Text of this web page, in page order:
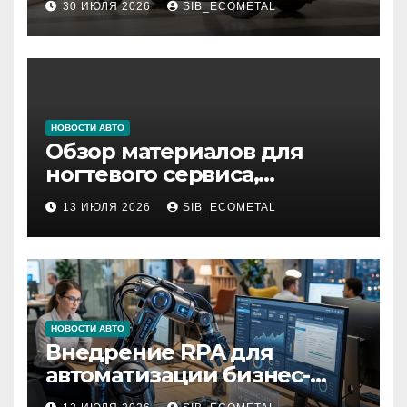
30 ИЮЛЯ 2026 SIB_ECOMETAL
НОВОСТИ АВТО
Обзор материалов для
ногтевого сервиса,
наращивания ресниц и
депиляции
13 ИЮЛЯ 2026 SIB_ECOMETAL
НОВОСТИ АВТО
Внедрение RPA для
автоматизации бизнес-
процессов